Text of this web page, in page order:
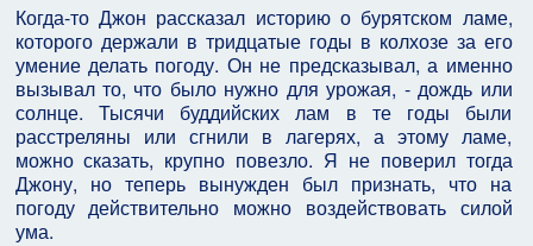
Когда-то Джон рассказал историю о бурятском ламе,
которого держали в тридцатые годы в колхозе за его
умение делать погоду. Он не предсказывал, а именно
вызывал то, что было нужно для урожая, - дождь или
солнце. Тысячи буддийских лам в те годы были
расстреляны или сгнили в лагерях, а этому ламе,
можно сказать, крупно повезло. Я не поверил тогда
Джону, но теперь вынужден был признать, что на
погоду действительно можно воздействовать силой
ума.